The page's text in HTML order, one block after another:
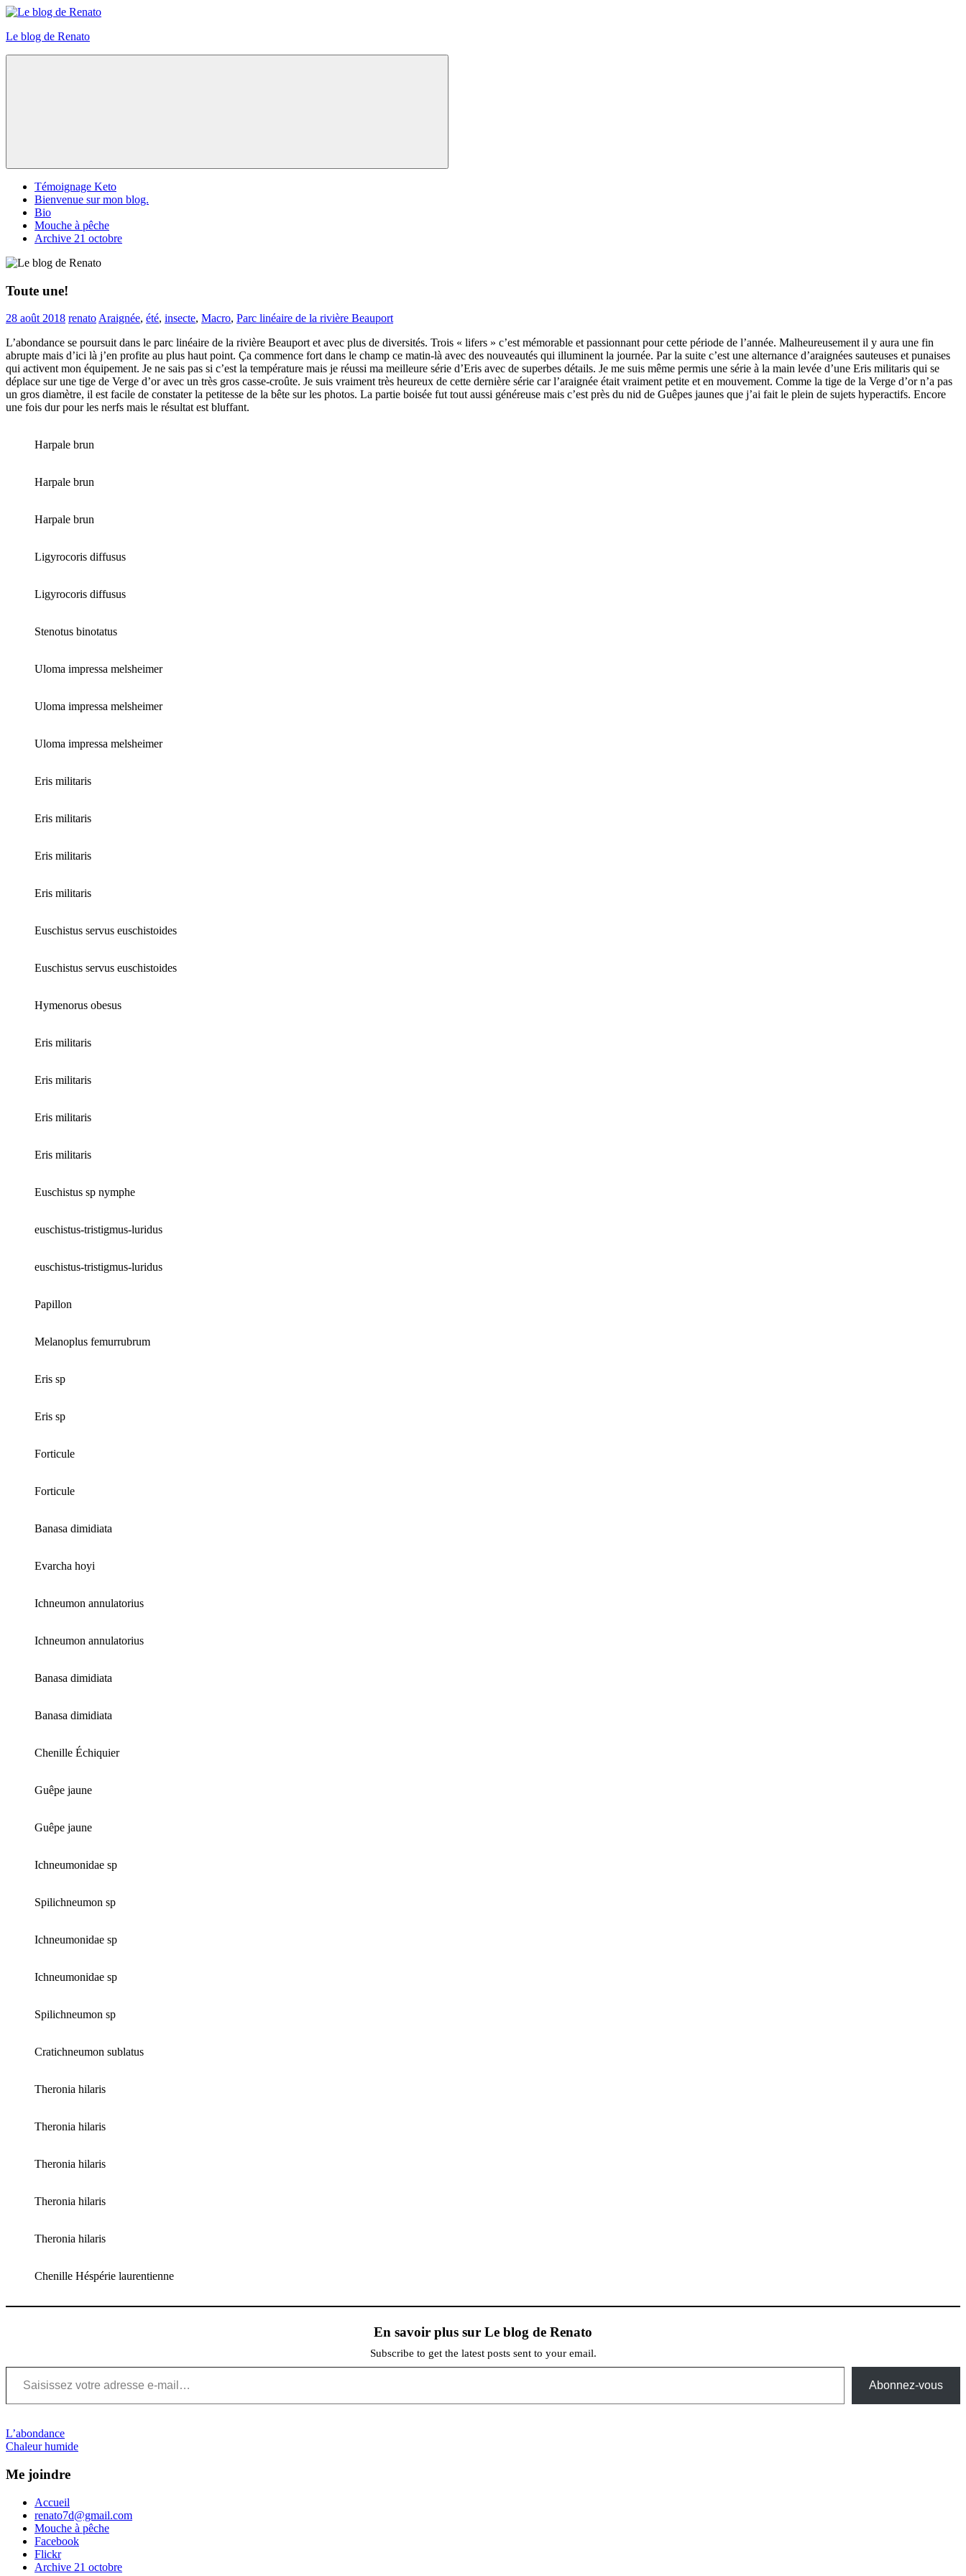
Skip
content
Le blog de Renato
Menu
Témoignage Keto
Bienvenue sur mon blog.
Bio
Mouche à pêche
Archive 21 octobre
Toute une!
28 août 2018 renatoAraignée, été, insecte, Macro, Parc linéaire de la rivière Beauport
L’abondance se poursuit dans le parc linéaire de la rivière Beauport et avec plus de diversités. Trois « lifers » c’est mémorable et passionnant pour cette période de l’année. Malheureusement il y aura une fin
abrupte mais d’ici là j’en profite au plus haut point. Ça commence fort dans le champ ce matin-là avec des nouveautés qui illuminent la journée. Par la suite c’est une alternance d’araignées sauteuses et punaises
qui activent mon équipement. Je ne sais pas si c’est la température mais je réussi ma meilleure série d’Eris avec de superbes détails. Je me suis même permis une série à la main levée d’une Eris militaris qui se
déplace sur une tige de Verge d’or avec un très gros casse-croûte. Je suis vraiment très heureux de cette dernière série car l’araignée était vraiment petite et en mouvement. Comme la tige de la Verge d’or n’a pas
un gros diamètre, il est facile de constater la petitesse de la bête sur les photos. La partie boisée fut tout aussi généreuse mais c’est près du nid de Guêpes jaunes que j’ai fait le plein de sujets hyperactifs. Encore
une fois dur pour les nerfs mais le résultat est bluffant.
Harpale brun
Harpale brun
Harpale brun
Ligyrocoris diffusus
Ligyrocoris diffusus
Stenotus binotatus
Uloma impressa melsheimer
Uloma impressa melsheimer
Uloma impressa melsheimer
Eris militaris
Eris militaris
Eris militaris
Eris militaris
Euschistus servus euschistoides
Euschistus servus euschistoides
Hymenorus obesus
Eris militaris
Eris militaris
Eris militaris
Eris militaris
Euschistus sp nymphe
euschistus-tristigmus-luridus
euschistus-tristigmus-luridus
Papillon
Melanoplus femurrubrum
Eris sp
Eris sp
Forticule
Forticule
Banasa dimidiata
Evarcha hoyi
Ichneumon annulatorius
Ichneumon annulatorius
Banasa dimidiata
Banasa dimidiata
Chenille Échiquier
Guêpe jaune
Guêpe jaune
Ichneumonidae sp
Spilichneumon sp
Ichneumonidae sp
Ichneumonidae sp
Spilichneumon sp
Cratichneumon sublatus
Theronia hilaris
Theronia hilaris
Theronia hilaris
Theronia hilaris
Theronia hilaris
Chenille Héspérie laurentienne
En savoir plus sur Le blog de Renato
Subscribe to get the latest posts sent to your email.
Saisissez votre adresse e-mail…
Abonnez-vous
Navigation
de
l’article
Previous
Post:
L’abondance
Next
Chaleur humide
Me joindre
Accueil
renato7d@gmail.com
Mouche à pêche
Facebook
Flickr
Archive 21 octobre